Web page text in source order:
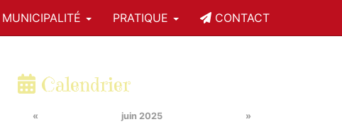
MUNICIPALITÉ PRATIQUE CONTACT
Calendrier
« juin 2025
»